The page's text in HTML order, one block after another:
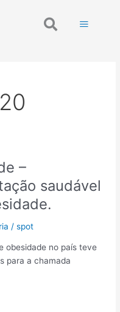
Search
–
saudável
/spot
obesidade no país teve
para a chamada